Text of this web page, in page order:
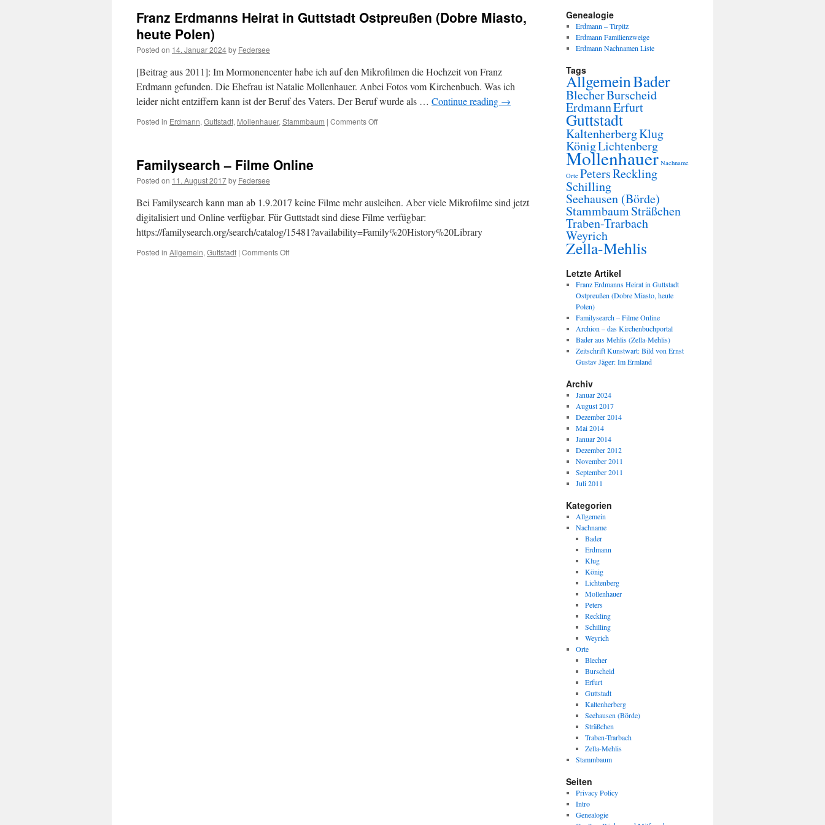
Franz Erdmanns Heirat in Guttstadt Ostpreußen (Dobre Miasto,
heute Polen)
Posted on 14. Januar 2024by Federsee
[Beitrag aus 2011]: Im Mormonencenter habe ich auf den Mikrofilmen die Hochzeit von Franz
Erdmann gefunden. Die Ehefrau ist Natalie Mollenhauer. Anbei Fotos vom Kirchenbuch. Was ich
leider nicht entziffern kann ist der Beruf des Vaters. Der Beruf wurde als … Continue reading →
Posted in Erdmann, Guttstadt, Mollenhauer, Stammbaum | Comments Offon
(Dobre
Miasto,
heute
Polen)
Familysearch – Filme Online
Posted on 11. August 2017by Federsee
Bei Familysearch kann man ab 1.9.2017 keine Filme mehr ausleihen. Aber viele Mikrofilme sind jetzt
digitalisiert und Online verfügbar. Für Guttstadt sind diese Filme verfügbar:
https://familysearch.org/search/catalog/15481?availability=Family%20History%20Library
Posted in Allgemein, Guttstadt | Comments Offon
Genealogie
Erdmann – Tirpitz
Erdmann Familienzweige
Erdmann Nachnamen Liste
Tags
AllgemeinBader
BlecherBurscheid
ErdmannErfurt
Guttstadt
KaltenherbergKlug
KönigLichtenberg
Mollenhauer Nachname
Orte PetersReckling
Schilling
Seehausen (Börde)
StammbaumSträßchen
Traben-Trarbach
Weyrich
Zella-Mehlis
Letzte Artikel
Franz Erdmanns Heirat in Guttstadt
Ostpreußen (Dobre Miasto, heute
Polen)
Familysearch – Filme Online
Archion – das Kirchenbuchportal
Bader aus Mehlis (Zella-Mehlis)
Zeitschrift Kunstwart: Bild von Ernst
Gustav Jäger: Im Ermland
Archiv
Januar 2024
August 2017
Dezember 2014
Mai 2014
Januar 2014
Dezember 2012
November 2011
September 2011
Juli 2011
Kategorien
Allgemein
Nachname
Bader
Erdmann
Klug
König
Lichtenberg
Mollenhauer
Peters
Reckling
Schilling
Weyrich
Orte
Blecher
Burscheid
Erfurt
Guttstadt
Kaltenherberg
Seehausen (Börde)
Sträßchen
Traben-Trarbach
Zella-Mehlis
Stammbaum
Seiten
Privacy Policy
Intro
Genealogie